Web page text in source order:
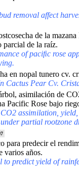
removal affect
de la
parcial de la raíz.
of paciﬁc rose
en nopal tunero cv.
Cactus Pear Cv.
asimilación de
Pacific Rose bajo
assimilation,
partial rootzone
para predecir el
varios años.
to predict yield of